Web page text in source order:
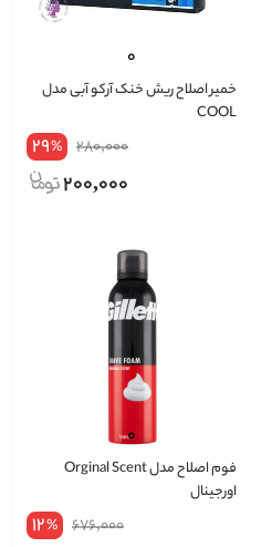
خمیر اصلاح ریش خنک آرکو آبی مدل
COOL
280,000
29%
200,000
فوم اصلاح مدل Orginal Scent
اورجینال
676,000
12%